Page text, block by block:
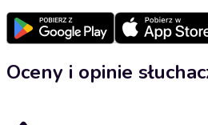
Oceny i opinie